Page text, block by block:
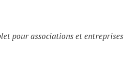
pour associations et entreprises